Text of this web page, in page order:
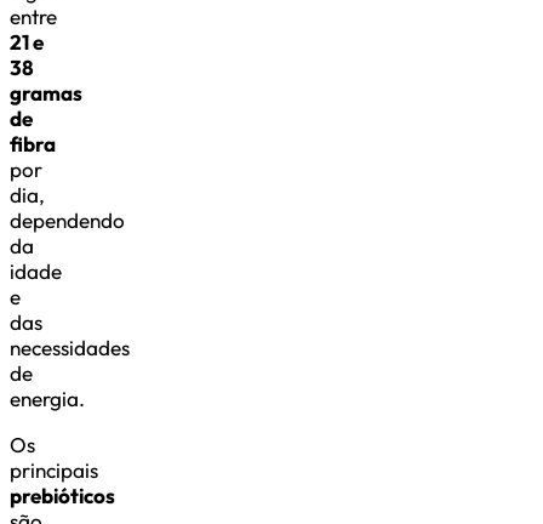
entre
21 e
38
gramas
de
fibra
por
dia,
dependendo
da
idade
e
das
necessidades
de
energia.
Os
principais
prebióticos